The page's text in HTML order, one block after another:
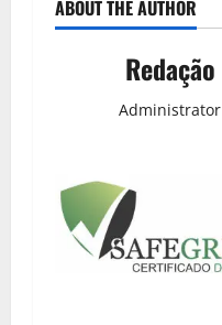
ABOUT THE AUTHOR
Redação
Administrator